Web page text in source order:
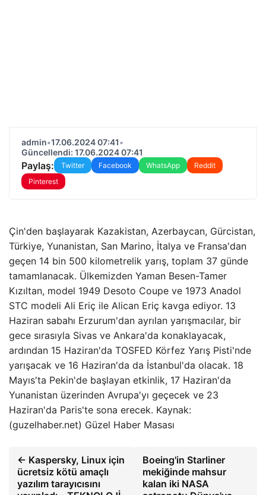
admin•17.06.2024 07:41•
Güncellendi: 17.06.2024 07:41
Paylaş: Twitter Facebook WhatsApp
Reddit
Pinterest
Çin'den başlayarak Kazakistan, Azerbaycan, Gürcistan,
Türkiye, Yunanistan, San Marino, İtalya ve Fransa'dan
geçen 14 bin 500 kilometrelik yarış, toplam 37 günde
tamamlanacak. Ülkemizden Yaman Besen-Tamer
Kızıltan, model 1949 Desoto Coupe ve 1973 Anadol
STC modeli Ali Eriç ile Alican Eriç kavga ediyor. 13
Haziran sabahı Erzurum'dan ayrılan yarışmacılar, bir
gece sırasıyla Sivas ve Ankara'da konaklayacak,
ardından 15 Haziran'da TOSFED Körfez Yarış Pisti'nde
yarışacak ve 16 Haziran'da da İstanbul'da olacak. 18
Mayıs'ta Pekin'de başlayan etkinlik, 17 Haziran'da
Yunanistan üzerinden Avrupa'yı geçecek ve 23
Haziran'da Paris'te sona erecek. Kaynak:
(guzelhaber.net) Güzel Haber Masası
← Kaspersky, Linux için
ücretsiz kötü amaçlı
yazılım tarayıcısını
Boeing'in Starliner
mekiğinde mahsur
kalan iki NASA